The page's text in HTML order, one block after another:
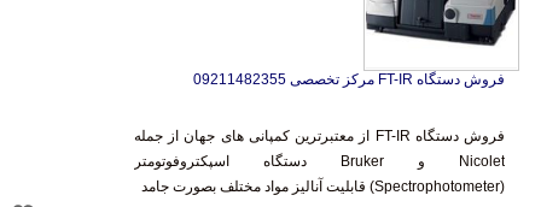
فروش دستگاه FT-IR مرکز تخصصی 09211482355
فروش دستگاه FT-IR از معتبرترین کمپانی های جهان از جمله
Nicolet و Bruker دستگاه اسپکتروفوتومتر
(Spectrophotometer) قابلیت آنالیز مواد مختلف بصورت جامد